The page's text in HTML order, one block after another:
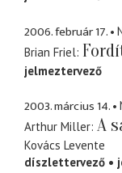
2006. február 17.
Brian Friel
jelmeztervező
2003. március 14.
Arthur Miller A
Kovács Levente
díszlettervező